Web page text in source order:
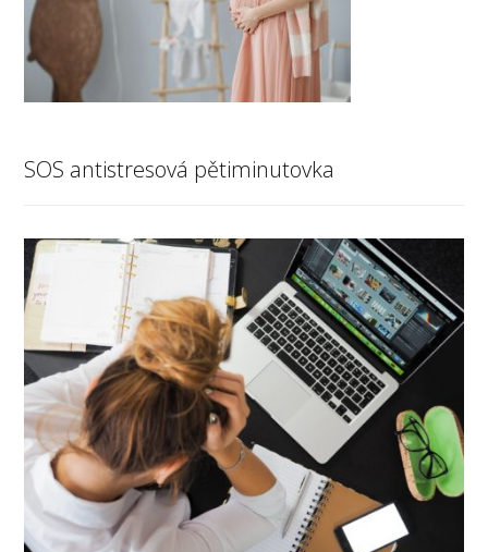
SOS antistresová pětiminutovka